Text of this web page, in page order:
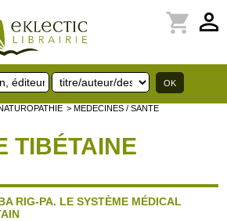
perm_identity
shopping_cart
> MEDECINES / SANTE
TIBÉTAINE
RIG-PA. LE SYSTÈME MÉDICAL